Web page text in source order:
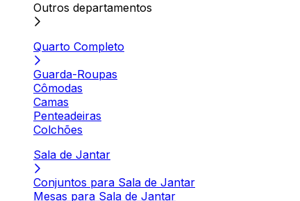
Outros departamentos
Quarto Completo
Guarda-Roupas
Cômodas
Camas
Penteadeiras
Colchões
Sala de Jantar
Conjuntos para Sala de Jantar
Mesas para Sala de Jantar